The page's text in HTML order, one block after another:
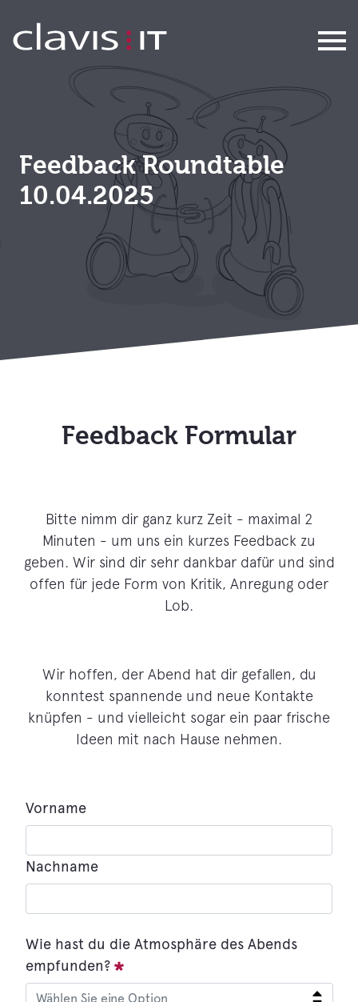
Feedback Roundtable
10.04.2025
Feedback Formular
Bitte nimm dir ganz kurz Zeit - maximal 2
Minuten - um uns ein kurzes Feedback zu
geben. Wir sind dir sehr dankbar dafür und sind
offen für jede Form von Kritik, Anregung oder
Lob.
Wir hoffen, der Abend hat dir gefallen, du
konntest spannende und neue Kontakte
knüpfen - und vielleicht sogar ein paar frische
Ideen mit nach Hause nehmen.
Vorname
:
0/ 280
Nachname
Wie hast du die Atmosphäre des Abends
empfunden?